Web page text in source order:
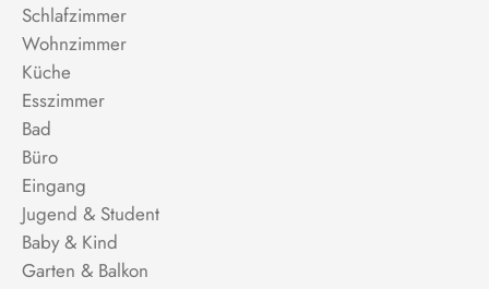
Schlafzimmer
Wohnzimmer
Küche
Esszimmer
Bad
Büro
Eingang
Jugend & Student
Baby & Kind
Garten & Balkon